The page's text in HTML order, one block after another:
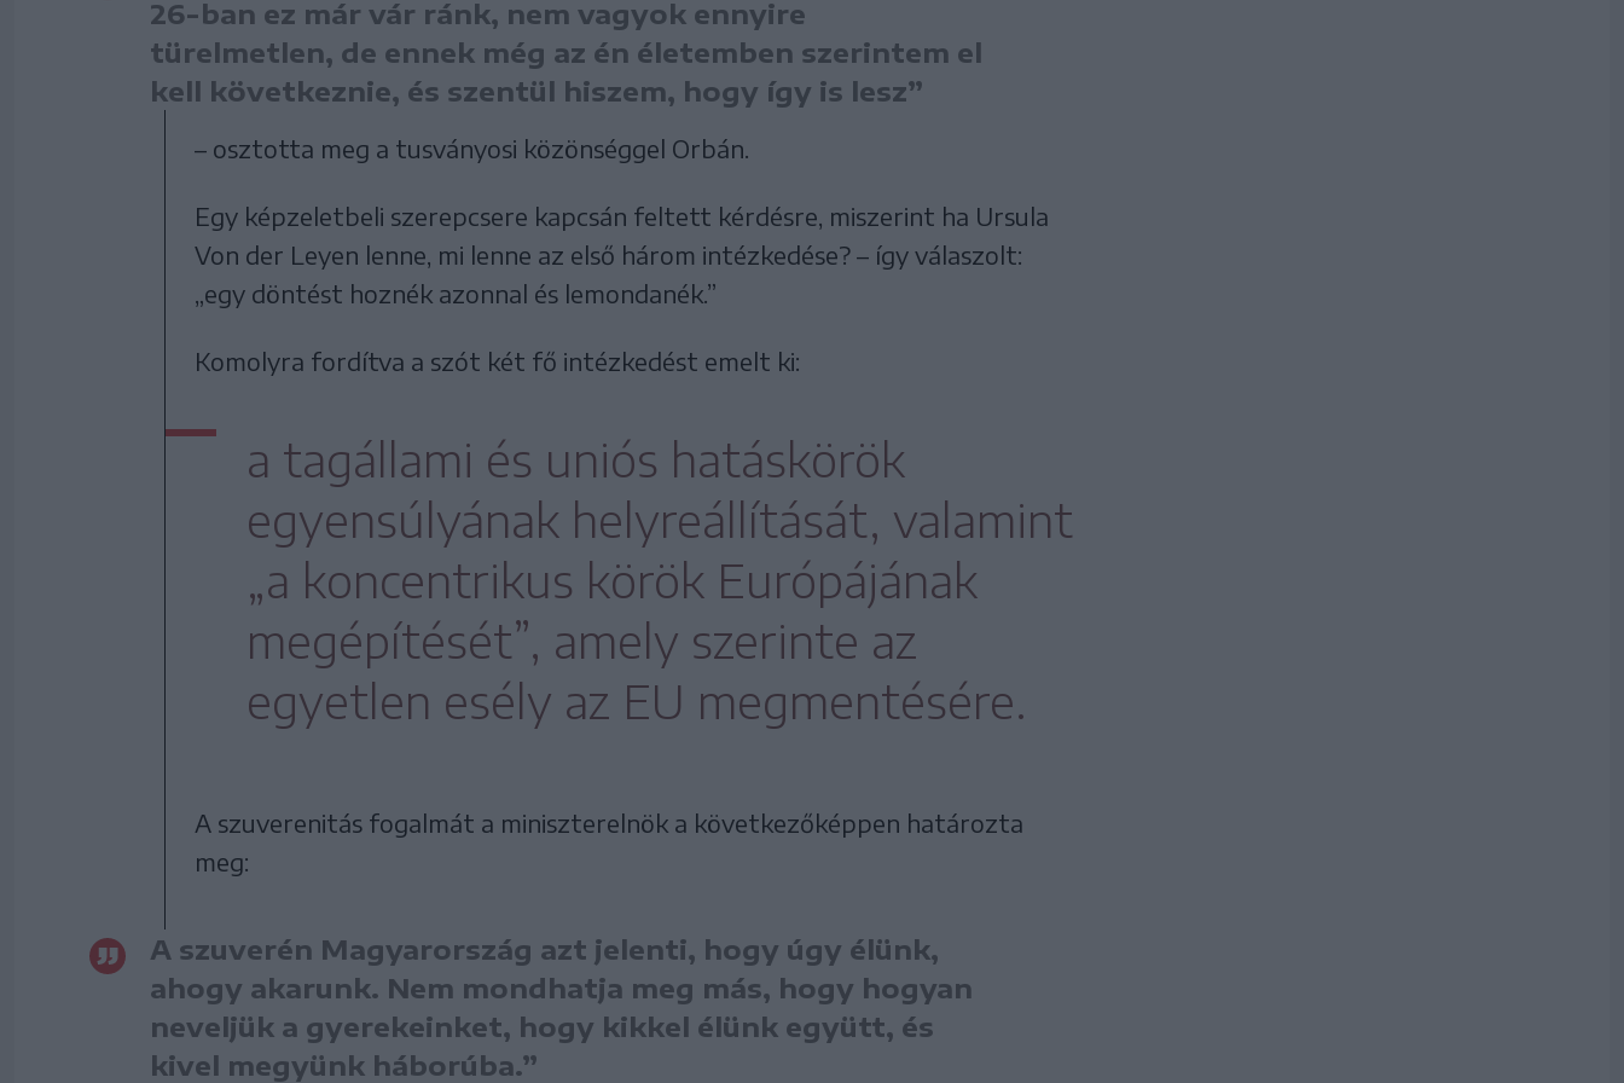
26-ban ez már vár ránk, nem vagyok ennyire
türelmetlen, de ennek még az én életemben szerintem el
kell következnie, és szentül hiszem, hogy így is lesz”
– osztotta meg a tusványosi közönséggel Orbán.
Egy képzeletbeli szerepcsere kapcsán feltett kérdésre, miszerint ha Ursula
Von der Leyen lenne, mi lenne az első három intézkedése? – így válaszolt:
„egy döntést hoznék azonnal és lemondanék.”
Komolyra fordítva a szót két fő intézkedést emelt ki:
a tagállami és uniós hatáskörök
egyensúlyának helyreállítását, valamint
„a koncentrikus körök Európájának
megépítését”, amely szerinte az
egyetlen esély az EU megmentésére.
A szuverenitás fogalmát a miniszterelnök a következőképpen határozta
meg:
A szuverén Magyarország azt jelenti, hogy úgy élünk,
ahogy akarunk. Nem mondhatja meg más, hogy hogyan
neveljük a gyerekeinket, hogy kikkel élünk együtt, és
kivel megyünk háborúba.”